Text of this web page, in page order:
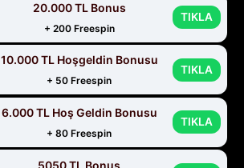
20.000 TL Bonus
+ 200 Freespin
TIKLA
10.000 TL Hoşgeldin Bonusu
+ 50 Freespin
TIKLA
6.000 TL Hoş Geldin Bonusu
+ 80 Freespin
TIKLA
5050 TL Bonus